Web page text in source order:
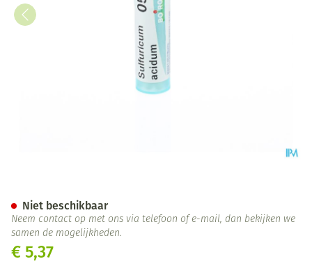
€ 5,37
Niet beschikbaar
Neem contact op met ons via telefoon of e-mail, dan bekijken we
samen de mogelijkheden.